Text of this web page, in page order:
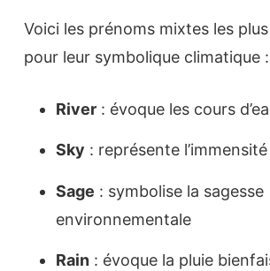
Voici les prénoms mixtes les
pour leur symbolique climatique :
River : évoque les cours
Sky : représente
Sage : symbolise la sagesse
environnementale
Rain : évoque la pluie